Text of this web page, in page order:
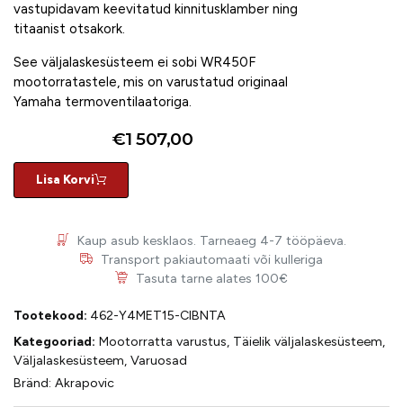
vastupidavam keevitatud kinnitusklamber ning
titaanist otsakork.
See väljalaskesüsteem ei sobi WR450F
mootorratastele, mis on varustatud originaal
Yamaha termoventilaatoriga.
€1 507,00
Lisa Korvi
Kaup asub kesklaos. Tarneaeg 4-7 tööpäeva.
Transport pakiautomaati või kulleriga
Tasuta tarne alates 100€
Tootekood: 462-Y4MET15-CIBNTA
Kategooriad: Mootorratta varustus, Täielik väljalaskesüsteem,
Väljalaskesüsteem, Varuosad
Bränd: Akrapovic